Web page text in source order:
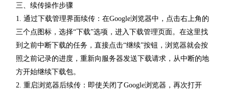
三、续传操作步骤
1. 通过下载管理界面续传：在Google浏览器中，点击右上角的
三个点图标，选择“下载”选项，进入下载管理页面。在这里找
到之前中断下载的任务，直接点击“继续”按钮，浏览器就会按
照之前记录的进度，重新向服务器发送下载请求，从中断的地
方开始继续下载包。
2. 重启浏览器后续传：即使关闭了Google浏览器，再次打开